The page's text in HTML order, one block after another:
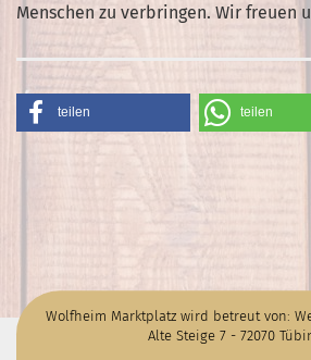
Menschen zu verbringen. Wir freuen
teilen teilen
Wolfheim Marktplatz wird betreut von:
Alte Steige 7 - 72070